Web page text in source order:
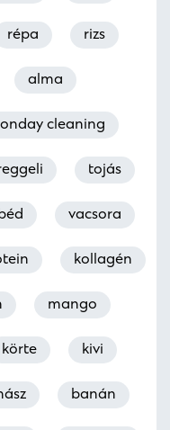
répa rizs
alma
cleaning
tojás
vacsora
kollagén
mango
körte kivi
banán